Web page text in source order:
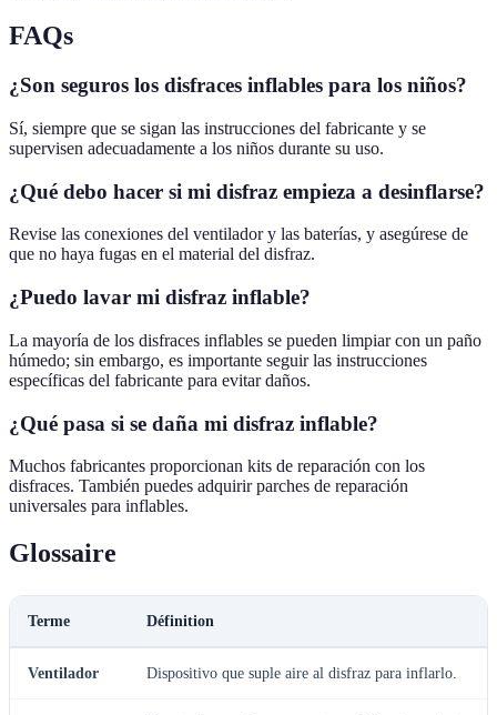
FAQs
¿Son seguros los disfraces inflables para los niños?
Sí, siempre que se sigan las instrucciones del fabricante y se
supervisen adecuadamente a los niños durante su uso.
¿Qué debo hacer si mi disfraz empieza a desinflarse?
Revise las conexiones del ventilador y las baterías, y asegúrese de
que no haya fugas en el material del disfraz.
¿Puedo lavar mi disfraz inflable?
La mayoría de los disfraces inflables se pueden limpiar con un paño
húmedo; sin embargo, es importante seguir las instrucciones
específicas del fabricante para evitar daños.
¿Qué pasa si se daña mi disfraz inflable?
Muchos fabricantes proporcionan kits de reparación con los
disfraces. También puedes adquirir parches de reparación
universales para inflables.
Glossaire
Terme Définition
Ventilador Dispositivo que suple aire al disfraz para inflarlo.